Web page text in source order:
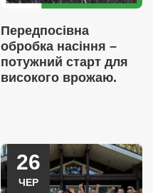
Передпосівна
обробка насіння –
потужний старт для
високого врожаю.
26
ЧЕР